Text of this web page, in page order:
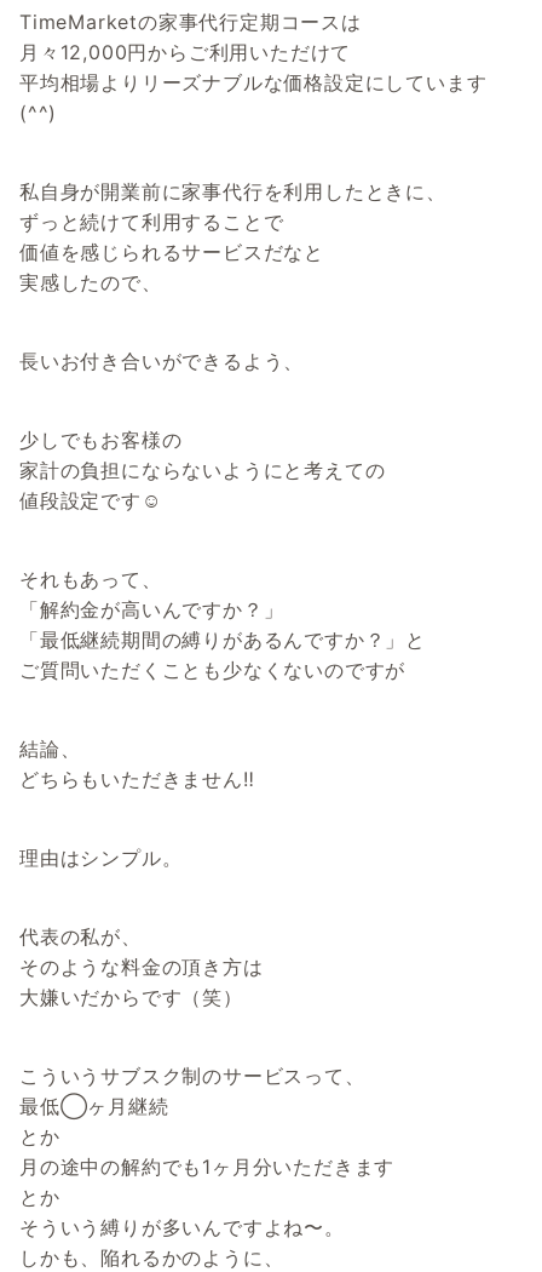
TimeMarketの家事代行定期コースは
月々12,000円からご利用いただけて
平均相場よりリーズナブルな価格設定にしています
(^^)
私自身が開業前に家事代行を利用したときに、
ずっと続けて利用することで
価値を感じられるサービスだなと
実感したので、
長いお付き合いができるよう、
少しでもお客様の
家計の負担にならないようにと考えての
値段設定です☺️
それもあって、
「解約金が高いんですか？」
「最低継続期間の縛りがあるんですか？」と
ご質問いただくことも少なくないのですが
結論、
どちらもいただきません‼️
理由はシンプル。
代表の私が、
そのような料金の頂き方は
大嫌いだからです（笑）
こういうサブスク制のサービスって、
最低◯ヶ月継続
とか
月の途中の解約でも1ヶ月分いただきます
とか
そういう縛りが多いんですよね〜。
しかも、陥れるかのように、